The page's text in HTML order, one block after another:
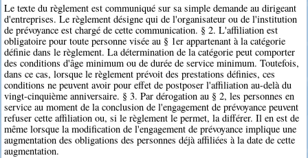
Le texte du règlement est communiqué sur sa simple demande au dirigeant
d'entreprises. Le règlement désigne qui de l'organisateur ou de l'institution
de prévoyance est chargé de cette communication. § 2. L'affiliation est
obligatoire pour toute personne visée au § 1er appartenant à la catégorie
définie dans le règlement. La détermination de la catégorie peut comporter
des conditions d'âge minimum ou de durée de service minimum. Toutefois,
dans ce cas, lorsque le règlement prévoit des prestations définies, ces
conditions ne peuvent avoir pour effet de postposer l'affiliation au-delà du
vingt-cinquième anniversaire. § 3. Par dérogation au § 2, les personnes en
service au moment de la conclusion de l'engagement de prévoyance peuvent
refuser cette affiliation ou, si le règlement le permet, la différer. Il en est de
même lorsque la modification de l'engagement de prévoyance implique une
augmentation des obligations des personnes déjà affiliées à la date de cette
augmentation.